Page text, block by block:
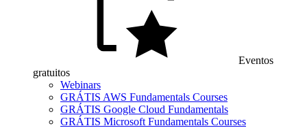
Eventos
gratuitos
Webinars
GRÁTIS AWS Fundamentals Courses
GRÁTIS Google Cloud Fundamentals
GRÁTIS Microsoft Fundamentals Courses